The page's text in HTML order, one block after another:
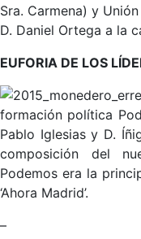
Sra. Carmena) y
D. Daniel Ortega a la
EUFORIA DE LOS
formación política
Pablo Iglesias y D.
composición del
Podemos era la
‘Ahora Madrid’.
–